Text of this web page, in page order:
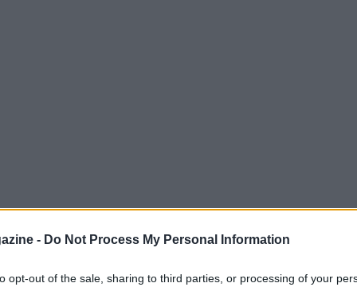
- Do Not Process My Personal Information
opt-out of the sale, sharing to third parties, or processing of your